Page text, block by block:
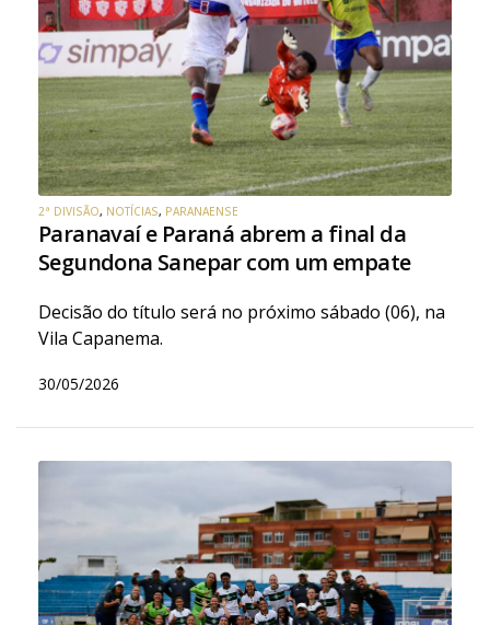
2ª DIVISÃO, NOTÍCIAS, PARANAENSE
Paranavaí e Paraná abrem a final da
Segundona Sanepar com um empate
Decisão do título será no próximo sábado (06), na
Vila Capanema.
30/05/2026